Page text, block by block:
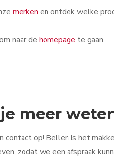
merken en ontdek welke
naar de homepage te gaan.
meer
contact op! Bellen is het
zodat we een afspraak